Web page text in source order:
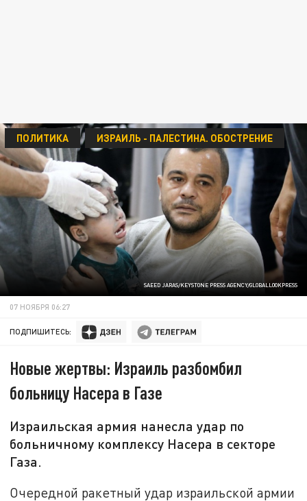
SAEED JARAS/KEYSTONE PRESS AGENCY/GLOBALLOOKPRESS
ПОЛИТИКА ИЗРАИЛЬ - ПАЛЕСТИНА. ОБОСТРЕНИЕ
07 НОЯБРЯ 06:27
ПОДПИШИТЕСЬ:
Новые жертвы: Израиль разбомбил
больницу Насера в Газе
Израильская армия нанесла удар по
больничному комплексу Насера в секторе
Газа.
Очередной ракетный удар израильской армии